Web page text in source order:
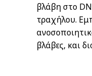
βλάβη στο
τραχήλου.
βλάβες, και